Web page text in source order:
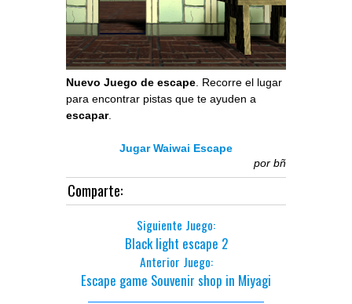
Nuevo Juego de escape . Recorre el lugar
para encontrar pistas que te ayuden a
escapar.
Jugar Waiwai Escape
por bñ
Comparte:
Siguiente Juego:
Black light escape 2
Anterior Juego:
Escape game Souvenir shop in Miyagi